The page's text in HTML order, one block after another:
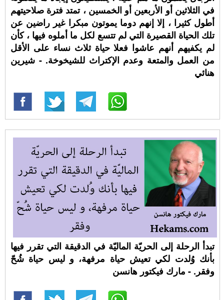
في الثلاثين أو الأربعين أو الخمسين ، تمتد فترة صلاحيتهم
أطول كثيرا ، إلا إنهم دوما يموتون مبكرا غير راضين عن
تلك الحياة القصيرة التي لم تتسع لكل ما أملوه فيها ، كأن
لم يكفيهم أنهم عاشوا فعلا حياة ثلاث نساء على الأقل
من العمل والمتعة وعدم الإكتراث للشيخوخة. - شيرين
هنائي
تبدأ الرحلة إلى الحريّة الماليّة في الدقيقة التي تقرر فيها
بأنك وُلدت لكي تعيش حياة مرفهة، و ليس حياة شُحّ
وفقر. - مارك فيكتور هانسن